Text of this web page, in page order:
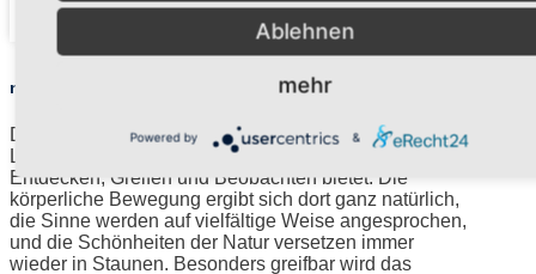
naturbezogen
Die Natur ist ein ganz besonderer, ganzheitlicher
Lernort, da sie viele anregende Gelegenheiten zum
Entdecken, Greifen und Beobachten bietet. Die
körperliche Bewegung ergibt sich dort ganz natürlich,
die Sinne werden auf vielfältige Weise angesprochen,
und die Schönheiten der Natur versetzen immer
wieder in Staunen. Besonders greifbar wird das
Ablehnen
mehr
Powered by &